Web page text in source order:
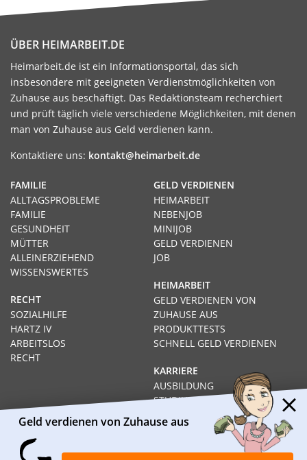
ÜBER HEIMARBEIT.DE
Heimarbeit.de ist ein Informationsportal, das sich
insbesondere mit geeigneten Verdienstmöglichkeiten von
Zuhause aus beschäftigt. Das Redaktionsteam recherchiert
und prüft täglich viele verschiedene Möglichkeiten, mit denen
man von Zuhause aus Geld verdienen kann.
Kontaktiere uns: kontakt@heimarbeit.de
GELD VERDIENEN
HEIMARBEIT
NEBENJOB
MINIJOB
GELD VERDIENEN
JOB
HEIMARBEIT
GELD VERDIENEN VON
ZUHAUSE AUS
PRODUKTTESTS
SCHNELL GELD VERDIENEN
KARRIERE
AUSBILDUNG
STUDIUM
FERNSTUDIUM
GEHÄLTER
FAMILIE
ALLTAGSPROBLEME
FAMILIE
GESUNDHEIT
MÜTTER
ALLEINERZIEHEND
WISSENSWERTES
RECHT
SOZIALHILFE
HARTZ IV
ARBEITSLOS
RECHT
Geld verdienen von Zuhause aus